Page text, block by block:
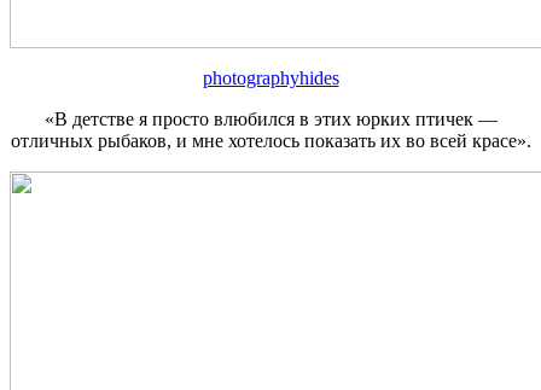
photographyhides
«В детстве я просто влюбился в этих юрких птичек —
отличных рыбаков, и мне хотелось показать их во всей красе».